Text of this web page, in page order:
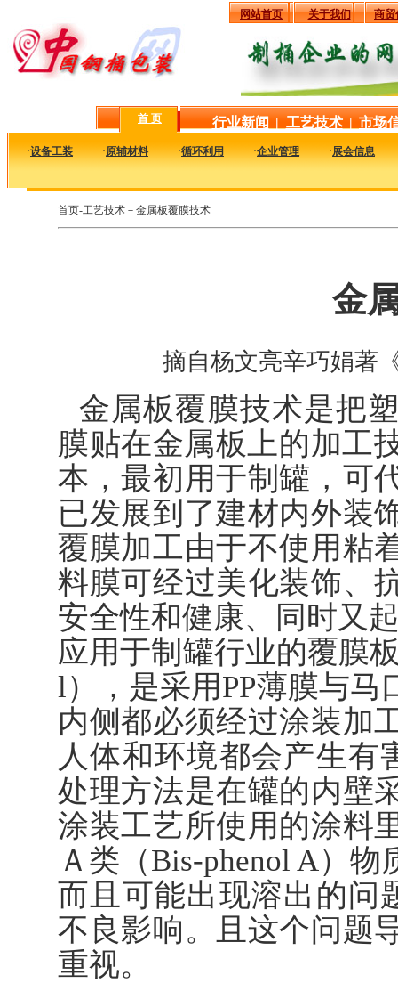
网站首页 关于我们 商贸
首 页 行业新闻 | 工艺技术 | 市场
·设备工装 ·原辅材料 ·循环利用 ·企业管理 ·展会信息
首页-工艺技术 －金属板覆膜技术
金
摘自杨文亮辛巧娟著
金属板覆膜技术是把
膜贴在金属板上的加工
本，最初用于制罐，可
已发展到了建材内外装
覆膜加工由于不使用粘
料膜可经过美化装饰、
安全性和健康、同时又
应用于制罐行业的覆膜
l），是采用PP薄膜与
内侧都必须经过涂装加
人体和环境都会产生有
处理方法是在罐的内壁
涂装工艺所使用的涂料
Ａ类（Bis-phenol A）
而且可能出现溶出的问
不良影响。且这个问题
重视。